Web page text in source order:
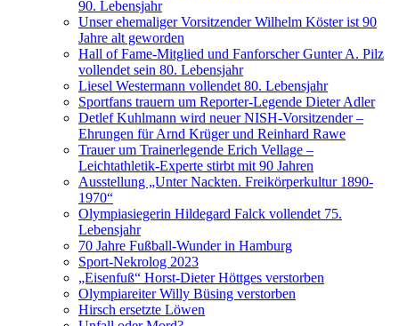
90. Lebensjahr
Unser ehemaliger Vorsitzender Wilhelm Köster ist 90
Jahre alt geworden
Hall of Fame-Mitglied und Fanforscher Gunter A. Pilz
vollendet sein 80. Lebensjahr
Liesel Westermann vollendet 80. Lebensjahr
Sportfans trauern um Reporter-Legende Dieter Adler
Detlef Kuhlmann wird neuer NISH-Vorsitzender –
Ehrungen für Arnd Krüger und Reinhard Rawe
Trauer um Trainerlegende Erich Vellage –
Leichtathletik-Experte stirbt mit 90 Jahren
Ausstellung „Unter Nackten. Freikörperkultur 1890-
1970“
Olympiasiegerin Hildegard Falck vollendet 75.
Lebensjahr
70 Jahre Fußball-Wunder in Hamburg
Sport-Nekrolog 2023
„Eisenfuß“ Horst-Dieter Höttges verstorben
Olympiareiter Willy Büsing verstorben
Hirsch ersetzte Löwen